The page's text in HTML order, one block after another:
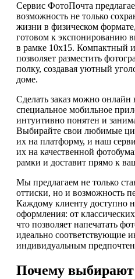
Сервис ФотоПочта
возможность не только
жизни в физическом
готовом к экспонированию
в рамке 10х15. Компактный
позволяет разместить
полку, создавая уютный
доме.
Сделать заказ можно онлайн
специальное мобильное
интуитивно понятен и
Выбирайте свои любимые
их на платформу, и наш
их на качественной
рамки и доставит прямо к
Мы предлагаем не только
оттиски, но и возможность
Каждому клиенту доступно
оформления: от
что позволяет напечатать
идеально соответствующие
индивидуальным
Почему